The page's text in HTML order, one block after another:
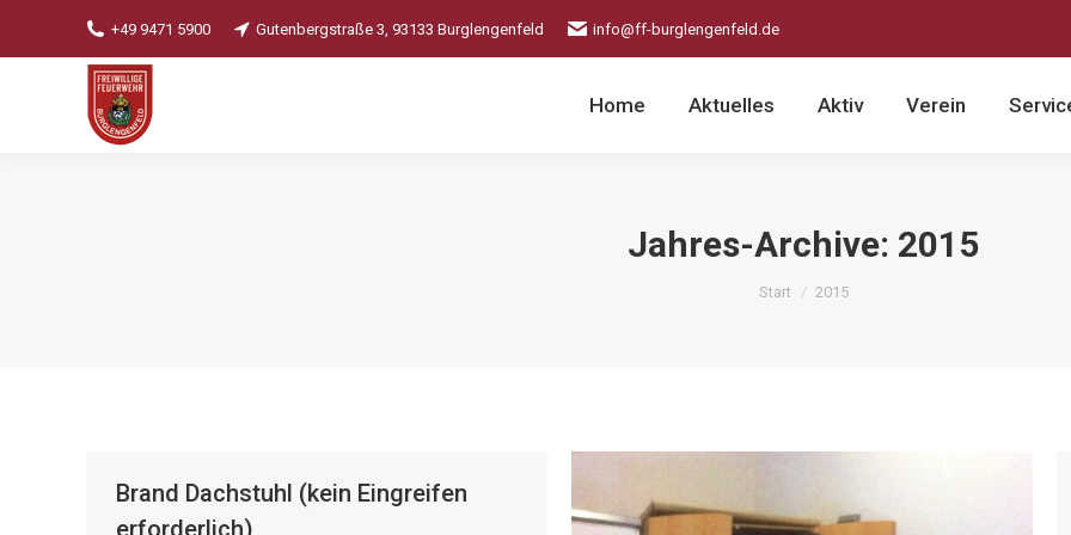
+49 9471 5900 Gutenbergstraße 3, 93133 Burglengenfeld info@ff-burglengenfeld.de
Home Aktuelles Aktiv Verein
Jahres-Archive: 2015
Sie befinden sich hier:
Start 2015
Brand Dachstuhl (kein Eingreifen
erforderlich)